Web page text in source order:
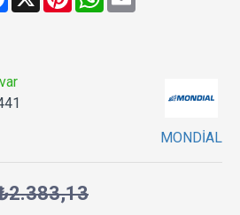
MONDİAL